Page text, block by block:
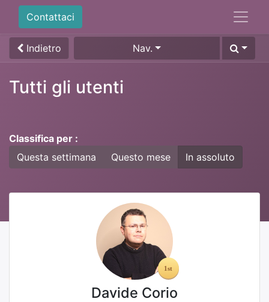
Contattaci
Indietro Nav.
Tutti gli utenti
Classifica per :
Questa settimana
Questo mese In assoluto
Davide Corio